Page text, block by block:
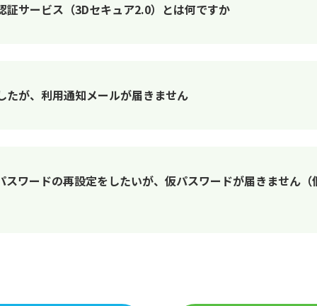
サービス（3Dセキュア2.0）とは何ですか
が、利用通知メールが届きません
ワードの再設定をしたいが、仮パスワードが届きません